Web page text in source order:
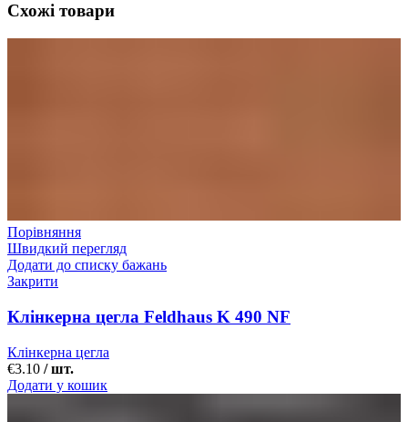
Схожі товари
Порівняння
Швидкий перегляд
Додати до списку бажань
Закрити
Клінкерна цегла Feldhaus K 490 NF
Клінкерна цегла
€3.10 / шт.
Додати у кошик